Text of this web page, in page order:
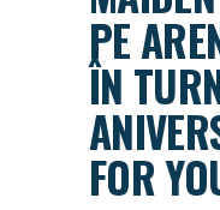
PE
ÎN
FOR